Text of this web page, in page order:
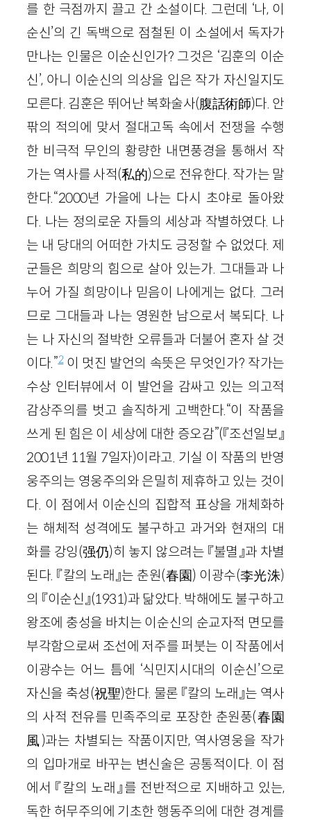
를 한 극점까지 끌고 간 소설이다. 그런데 ‘나, 이
순신’의 긴 독백으로 점철된 이 소설에서 독자가
만나는 인물은 이순신인가? 그것은 ‘김훈의 이순
신’, 아니 이순신의 의상을 입은 작가 자신일지도
모른다. 김훈은 뛰어난 복화술사(腹話術師)다. 안
팎의 적의에 맞서 절대고독 속에서 전쟁을 수행
한 비극적 무인의 황량한 내면풍경을 통해서 작
가는 역사를 사적(私的)으로 전유한다. 작가는 말
한다.“2000년 가을에 나는 다시 초야로 돌아왔
다. 나는 정의로운 자들의 세상과 작별하였다. 나
는 내 당대의 어떠한 가치도 긍정할 수 없었다. 제
군들은 희망의 힘으로 살아 있는가. 그대들과 나
누어 가질 희망이나 믿음이 나에게는 없다. 그러
므로 그대들과 나는 영원한 남으로서 복되다. 나
는 나 자신의 절박한 오류들과 더불어 혼자 살 것
이다.”2이 멋진 발언의 속뜻은 무엇인가? 작가는
수상 인터뷰에서 이 발언을 감싸고 있는 의고적
감상주의를 벗고 솔직하게 고백한다.“이 작품을
쓰게 된 힘은 이 세상에 대한 증오감”(『조선일보』
2001년 11월 7일자)이라고. 기실 이 작품의 반영
웅주의는 영웅주의와 은밀히 제휴하고 있는 것이
다. 이 점에서 이순신의 집합적 표상을 개체화하
는 해체적 성격에도 불구하고 과거와 현재의 대
화를 강잉(强仍)히 놓지 않으려는 『불멸』과 차별
된다. 『칼의 노래』는 춘원(春園) 이광수(李光洙)
의 『이순신』(1931)과 닮았다. 박해에도 불구하고
왕조에 충성을 바치는 이순신의 순교자적 면모를
부각함으로써 조선에 저주를 퍼붓는 이 작품에서
이광수는 어느 틈에 ‘식민지시대의 이순신’으로
자신을 축성(祝聖)한다. 물론 『칼의 노래』는 역사
의 사적 전유를 민족주의로 포장한 춘원풍(春園
風)과는 차별되는 작품이지만, 역사영웅을 작가
의 입마개로 바꾸는 변신술은 공통적이다. 이 점
에서 『칼의 노래』를 전반적으로 지배하고 있는,
독한 허무주의에 기초한 행동주의에 대한 경계를